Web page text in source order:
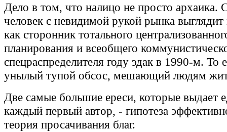
Дело в том, что налицо не просто архаика.
человек с невидимой рукой рынка
как сторонник тотального
планирования и всеобщего
спецраспределителя году эдак в 1990-м. То
унылый тупой обсос, мешающий людям
Две самые большие ереси, которые выдает
каждый первый автор, - гипотеза
теория просачивания благ.